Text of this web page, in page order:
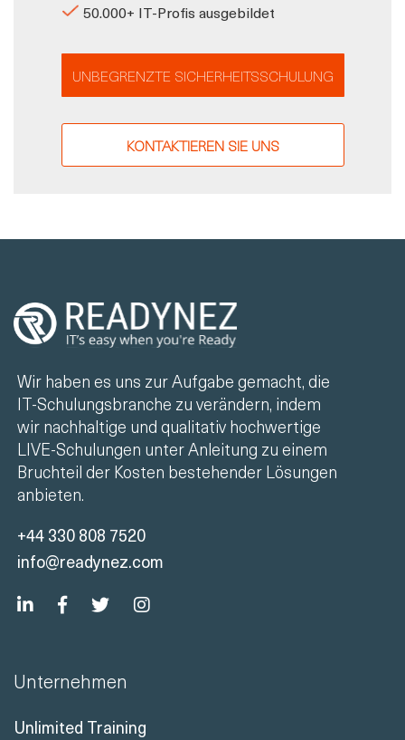
50.000+ IT-Profis ausgebildet
UNBEGRENZTE SICHERHEITSSCHULUNG
KONTAKTIEREN SIE UNS
Wir haben es uns zur Aufgabe gemacht, die
IT-Schulungsbranche zu verändern, indem
wir nachhaltige und qualitativ hochwertige
LIVE-Schulungen unter Anleitung zu einem
Bruchteil der Kosten bestehender Lösungen
anbieten.
+44 330 808 7520
info@readynez.com
Unternehmen
Unlimited Training